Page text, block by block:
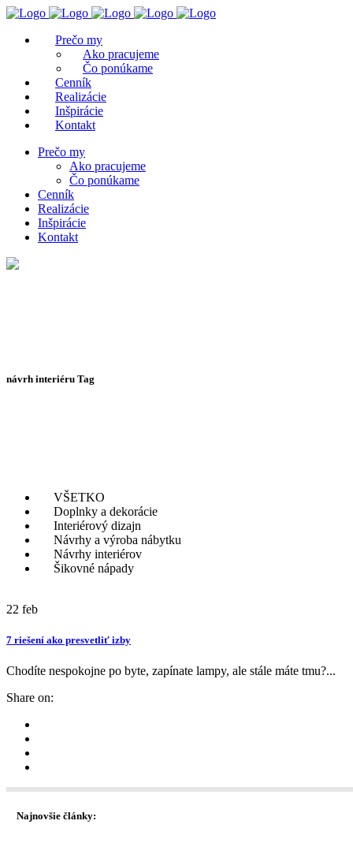
Prečo my
Ako pracujeme
Čo ponúkame
Cenník
Realizácie
Inšpirácie
Kontakt
Prečo my
Ako pracujeme
Čo ponúkame
Cenník
Realizácie
Inšpirácie
Kontakt
návrh interiéru Tag
VŠETKO
Doplnky a dekorácie
Interiérový dizajn
Návrhy a výroba nábytku
Návrhy interiérov
Šikovné nápady
22 feb
7 riešení ako presvetliť izby
Chodíte nespokojne po byte, zapínate lampy, ale stále máte tmu?...
Share on:
Najnovšie články: